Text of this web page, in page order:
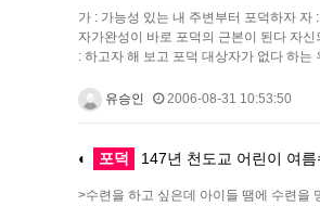
가 : 가능성 있는 내 주변부터 포덕하자
자가완성이 바로 포덕의 근본이 된다 자
: 하고자 해 보고 포덕 대상자가 없다 하
유승인 2006-08-31 10:53:50
◐ 포덕 147년 천도교 어린이 여
>수련을 하고 싶은데 아이들 땜에 수련을